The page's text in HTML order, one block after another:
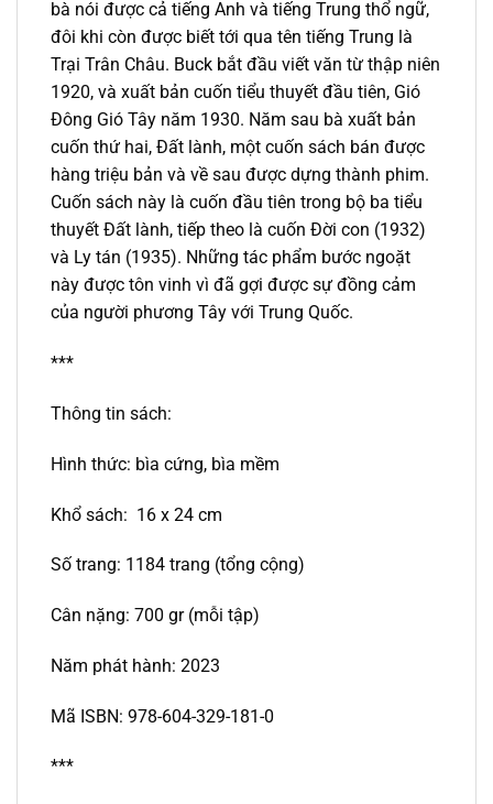
bà nói được cả tiếng Anh và tiếng Trung thổ ngữ,
đôi khi còn được biết tới qua tên tiếng Trung là
Trại Trân Châu. Buck bắt đầu viết văn từ thập niên
1920, và xuất bản cuốn tiểu thuyết đầu tiên, Gió
Đông Gió Tây năm 1930. Năm sau bà xuất bản
cuốn thứ hai, Đất lành, một cuốn sách bán được
hàng triệu bản và về sau được dựng thành phim.
Cuốn sách này là cuốn đầu tiên trong bộ ba tiểu
thuyết Đất lành, tiếp theo là cuốn Đời con (1932)
và Ly tán (1935). Những tác phẩm bước ngoặt
này được tôn vinh vì đã gợi được sự đồng cảm
của người phương Tây với Trung Quốc.
***
Thông tin sách:
Hình thức: bìa cứng, bìa mềm
Khổ sách: 16 x 24 cm
Số trang: 1184 trang (tổng cộng)
Cân nặng: 700 gr (mỗi tập)
Năm phát hành: 2023
Mã ISBN: 978-604-329-181-0
***